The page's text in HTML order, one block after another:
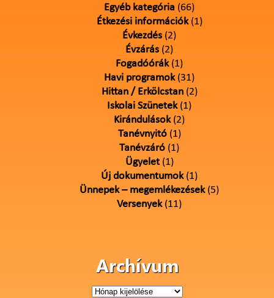
Egyéb kategória (66)
Étkezési információk(1)
Évkezdés (2)
Évzárás (2)
Fogadóórák(1)
Havi programok(31)
Hittan / Erkölcstan(2)
Iskolai Szünetek(1)
Kirándulások(2)
Tanévnyitó(1)
Tanévzáró (1)
Ügyelet(1)
Új dokumentumok(1)
Ünnepek – megemlékezések(5)
Versenyek(11)
Archívum
Archívum